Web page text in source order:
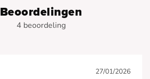
Beoordelingen
4 beoordeling
27/01/2026